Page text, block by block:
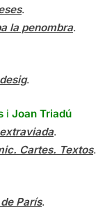
.
la penombra.
.
i Joan Triadú
.
Cartes. Textos.
París.